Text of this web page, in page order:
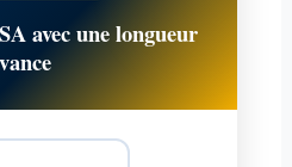
avec une longueur